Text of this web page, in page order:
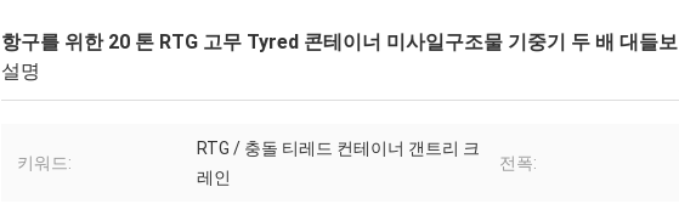
항구를 위한 20 톤 RTG 고무 Tyred 콘테이너 미사일구조물 기중기 두 배 대들보
설명
키워드:
RTG / 충돌 티레드 컨테이너 갠트리 크
레인
전폭: